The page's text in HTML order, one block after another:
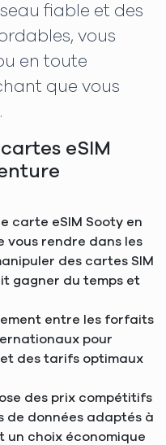
fiable et des
vous
en toute
que vous
eSIM
carte eSIM Sooty en
vous rendre dans les
des cartes SIM
gagner du temps et
entre les forfaits
pour
des tarifs optimaux
des prix compétitifs
de données adaptés à
un choix économique